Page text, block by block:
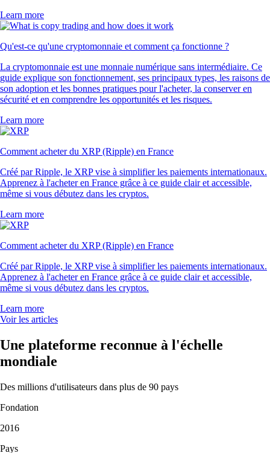
Learn more
Qu'est-ce qu'une cryptomonnaie et comment ça fonctionne ?
La cryptomonnaie est une monnaie numérique sans intermédiaire. Ce
guide explique son fonctionnement, ses principaux types, les raisons de
son adoption et les bonnes pratiques pour l'acheter, la conserver en
sécurité et en comprendre les opportunités et les risques.
Learn more
Comment acheter du XRP (Ripple) en France
Créé par Ripple, le XRP vise à simplifier les paiements internationaux.
Apprenez à l'acheter en France grâce à ce guide clair et accessible,
même si vous débutez dans les cryptos.
Learn more
Comment acheter du XRP (Ripple) en France
Créé par Ripple, le XRP vise à simplifier les paiements internationaux.
Apprenez à l'acheter en France grâce à ce guide clair et accessible,
même si vous débutez dans les cryptos.
Learn more
Voir les articles
Une plateforme reconnue à l'échelle
mondiale
Des millions d'utilisateurs dans plus de 90 pays
Fondation
2016
Pays